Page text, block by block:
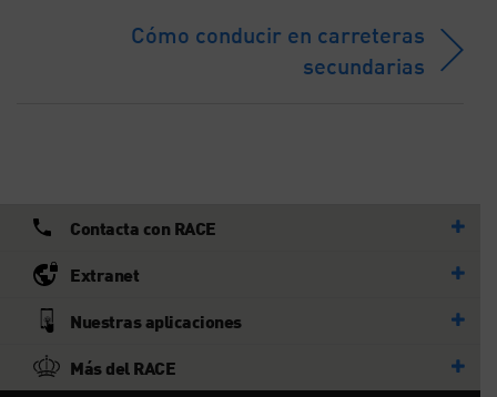
Cómo conducir en carreteras
secundarias
Contacta con RACE
Extranet
Nuestras aplicaciones
Más del RACE